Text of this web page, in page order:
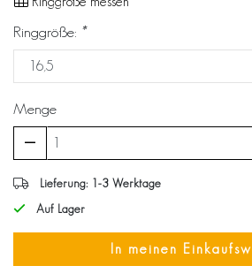
Ringgröße: *
Menge
Lieferung: 1-3 Werktage
Auf Lager
In meinen